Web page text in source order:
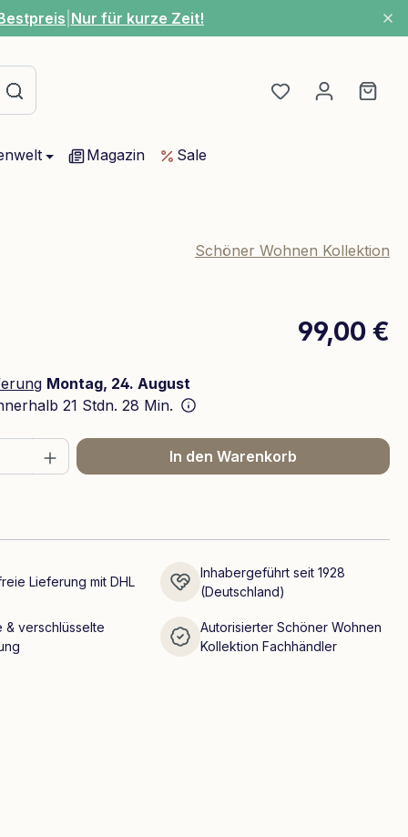
Nur für kurze Zeit!
Du hast 0
Magazin Sale
Schöner Wohnen Kollektion
99,00 €
Montag, 24. August
21 Stdn. 28 Min.
Anzahl: Gib den gewünschten Wert
In den Warenkorb
Lieferung mit DHL
Inhabergeführt seit 1928
(Deutschland)
& verschlüsselte
Autorisierter Schöner Wohnen
Kollektion Fachhändler